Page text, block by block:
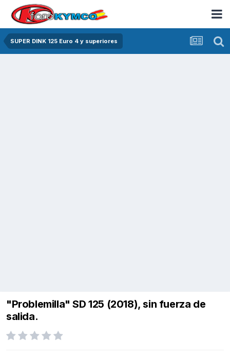
SUPER DINK 125 Euro 4 y superiores
"Problemilla" SD 125 (2018), sin fuerza de
salida.